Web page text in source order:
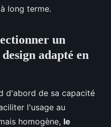
long terme.
un
adapté en
d'abord de sa capacité
l'usage au
homogène, le